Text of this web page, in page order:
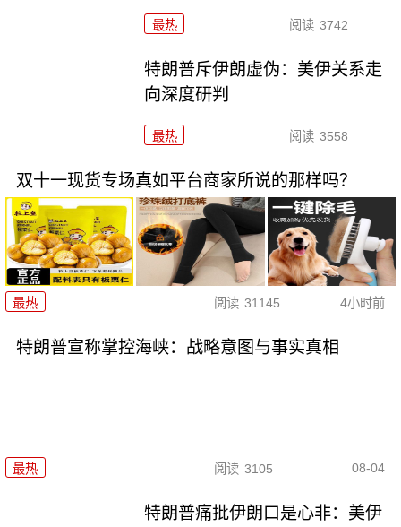
最热 阅读 3742
特朗普斥伊朗虚伪：美伊关系走
向深度研判
最热 阅读 3558
双十一现货专场真如平台商家所说的那样吗？
最热 阅读 31145 4小时前
特朗普宣称掌控海峡：战略意图与事实真相
最热 阅读 3105 08-04
特朗普痛批伊朗口是心非：美伊